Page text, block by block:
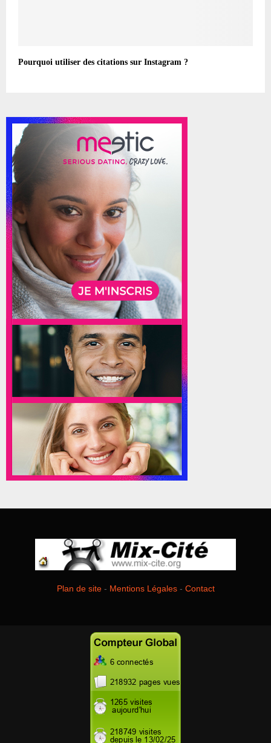
Pourquoi utiliser des citations sur Instagram ?
Plan de site- Mentions Légales- Contact